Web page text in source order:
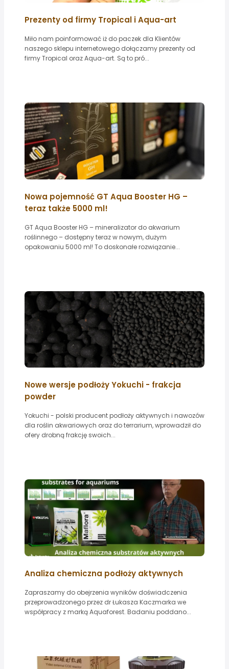
Prezenty od firmy Tropical i Aqua-art
Miło nam poinformować iż do paczek dla Klientów
naszego sklepu internetowego dołączamy prezenty od
firmy Tropical oraz Aqua-art. Są to pró...
Nowa pojemność GT Aqua Booster HG –
teraz także 5000 ml!
GT Aqua Booster HG – mineralizator do akwarium
roślinnego – dostępny teraz w nowym, dużym
opakowaniu 5000 ml! To doskonałe rozwiązanie...
Nowe wersje podłoży Yokuchi - frakcja
powder
Yokuchi - polski producent podłoży aktywnych i nawozów
dla roślin akwariowych oraz do terrarium, wprowadził do
ofery drobną frakcję swoich...
Analiza chemiczna podłoży aktywnych
Zapraszamy do obejrzenia wyników doświadczenia
przeprowadzonego przez dr Łukasza Kaczmarka we
współpracy z marką Aquaforest. Badaniu poddano...